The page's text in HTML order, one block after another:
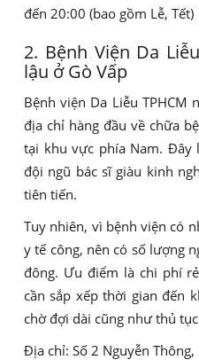
đến 20:00 (bao gồm Lễ, Tết)
2. Bệnh Viện Da
lậu ở Gò Vấp
Bệnh viện Da Liễu
địa chỉ hàng đầu về chữa
tại khu vực phía Nam. Đây
đội ngũ bác sĩ giàu kinh
tiên tiến.
Tuy nhiên, vì bệnh viện có
y tế công, nên có số lượng
đông. Ưu điểm là chi phí
cần sắp xếp thời gian đến
chờ đợi dài cũng như thủ
Địa chỉ: Số 2 Nguyễn